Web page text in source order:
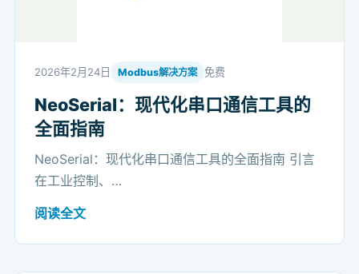
2026年2月24日 Modbus解决方案 免费
NeoSerial：现代化串口通信工具的
全面指南
NeoSerial：现代化串口通信工具的全面指南 引言
在工业控制、…
阅读全文